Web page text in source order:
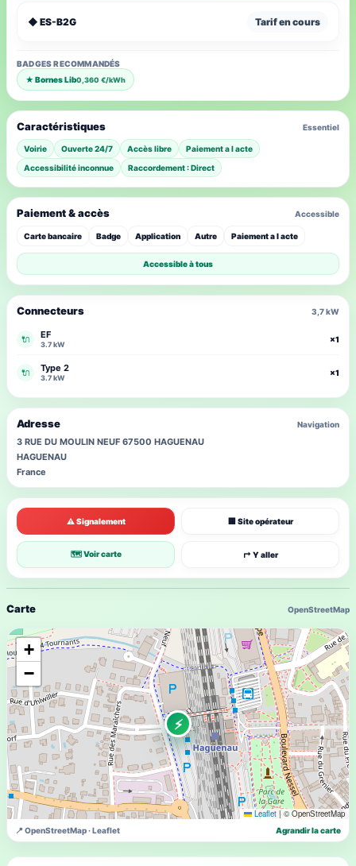
Carte OpenStreetMap
⚡
+
−
Leaflet |© OpenStreetMap
📍 OpenStreetMap · Leaflet Agrandir la carte
◆ ES-B2G Tarif en cours
BADGES RECOMMANDÉS
★ Bornes Lib0,360 €/kWh
⚠ Signalement 🏢 Site opérateur
🗺 Voir carte ↱ Y aller
Caractéristiques Essentiel
Voirie Ouverte 24/7 Accès libre
Paiement a l acte
Accessibilité inconnue
Raccordement : Direct
Connecteurs 3,7 kW
🔌 EF
3.7 kW
×1
🔌 Type 2
3.7 kW
×1
Paiement & accès Accessible
Carte bancaire Badge Application Autre Paiement a l acte
Accessible à tous
Adresse Navigation
3 RUE DU MOULIN NEUF 67500 HAGUENAU
HAGUENAU
France